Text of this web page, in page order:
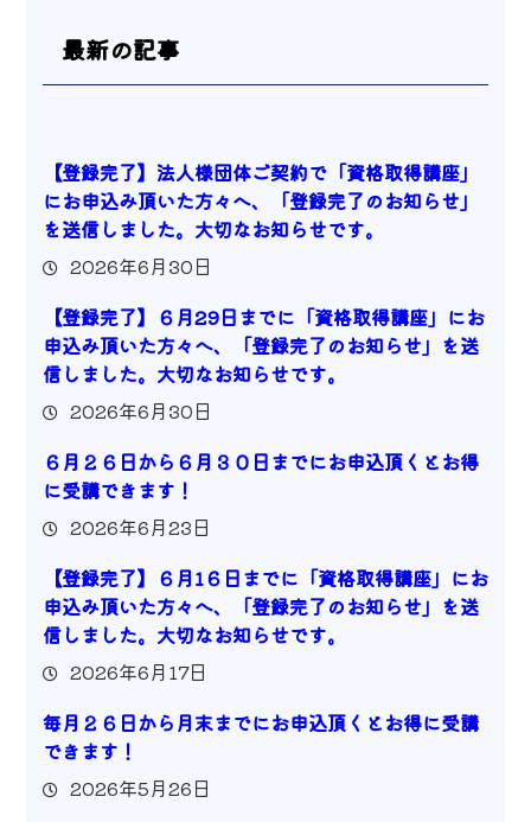
最新の記事
【登録完了】法人様団体ご契約で「資格取得講座」
にお申込み頂いた方々へ、「登録完了のお知らせ」
を送信しました。大切なお知らせです。
2026年6月30日
【登録完了】６月29日までに「資格取得講座」にお
申込み頂いた方々へ、「登録完了のお知らせ」を送
信しました。大切なお知らせです。
2026年6月30日
６月２６日から６月３０日までにお申込頂くとお得
に受講できます！
2026年6月23日
【登録完了】６月1６日までに「資格取得講座」にお
申込み頂いた方々へ、「登録完了のお知らせ」を送
信しました。大切なお知らせです。
2026年6月17日
毎月２６日から月末までにお申込頂くとお得に受講
できます！
2026年5月26日